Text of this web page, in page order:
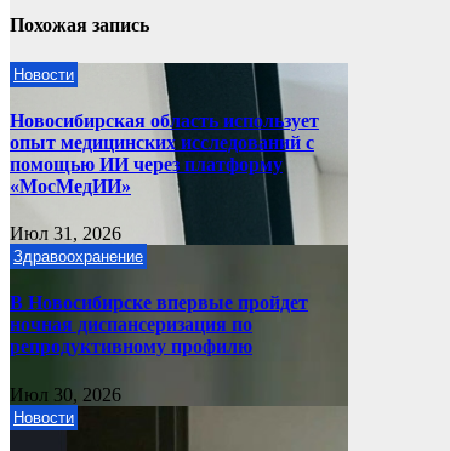
Похожая запись
Новости
Новосибирская область использует
опыт медицинских исследований с
помощью ИИ через платформу
«МосМедИИ»
Июл 31, 2026
Здравоохранение
В Новосибирске впервые пройдет
ночная диспансеризация по
репродуктивному профилю
Июл 30, 2026
Новости